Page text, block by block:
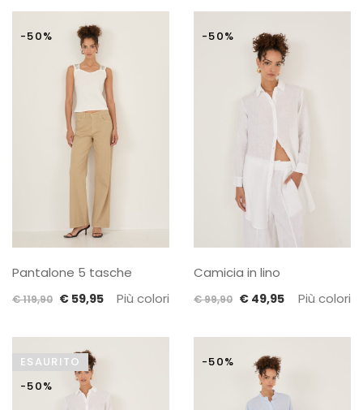
originale
era:
€ 109,90.
attuale
-50%
Pantalone 5 tasche
€119,90 Il
originale
era:
€ 119,90.
€ 59,95Il
attuale
Più colori
-50%
Camicia in lino
€99,90 Il
originale
era:
€ 99,90.
€ 49,95Il
attuale
Più colori
ESAURITO
-50%
-50%